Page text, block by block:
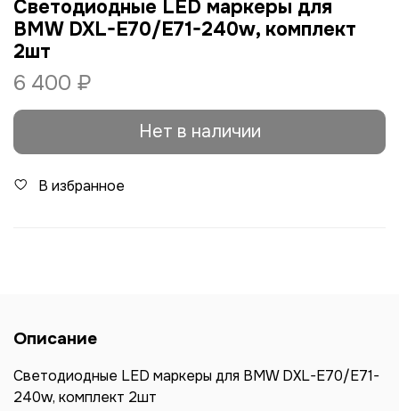
Светодиодные LED маркеры для
BMW DXL-E70/E71-240w, комплект
2шт
6 400 ₽
Нет в наличии
В избранное
Описание
Светодиодные LED маркеры для BMW DXL-E70/E71-
240w, комплект 2шт